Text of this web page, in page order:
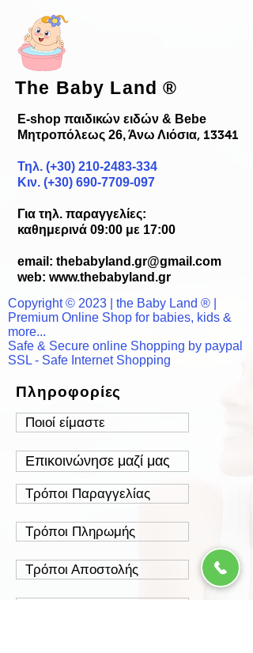
The Baby Land®
E-shop παιδικών ειδών & Bebe
Μητροπόλεως 26, Άνω Λιόσια, 13341
Τηλ. (+30) 210-2483-334
Κιν. (+30) 690-7709-097
Για τηλ. παραγγελίες:
καθημερινά 09:00 με 17:00
email: thebabyland.gr@gmail.com
web: www.thebabyland.gr
Copyright © 2023 | the Baby Land ® |
Premium Online Shop for babies, kids &
more...
Safe & Secure online Shopping by paypal
SSL - Safe Internet Shopping
Πληροφορίες
Ποιοί είμαστε
Επικοινώνησε μαζί μας
Τρόποι Παραγγελίας
Τρόποι Πληρωμής
Τρόποι Αποστολής